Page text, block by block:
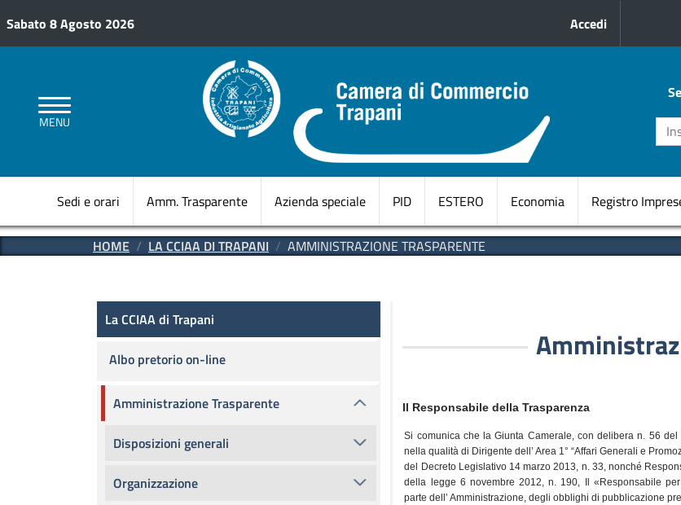
Sabato 8 Agosto 2026 Menu profilo
Accedi
MENU
Sedi e orari Amm. Trasparente Azienda speciale PID ESTERO Economia Registro
Domicilio
Digitale
Start
Up innovative
HOME LA CCIAA DI TRAPANI AMMINISTRAZIONE TRASPARENTE
Il Responsabile della Trasparenza
Si comunica che la Giunta Camerale, con delibera n. 56
nella qualità di Dirigente dell’ Area 1° “Affari Generali e
del Decreto Legislativo 14 marzo 2013, n. 33, nonché
della legge 6 novembre 2012, n. 190, Il «Responsabile
parte dell’ Amministrazione, degli obblighi di pubblicazione
Amministrazione Trasparente
La CCIAA di Trapani
La CCIAA di Trapani
Albo pretorio on-line
Amministrazione Trasparente
Disposizioni generali
Organizzazione